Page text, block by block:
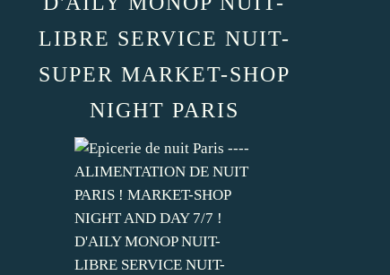
LIBRE SERVICE NUIT-
SUPER MARKET-SHOP
NIGHT PARIS